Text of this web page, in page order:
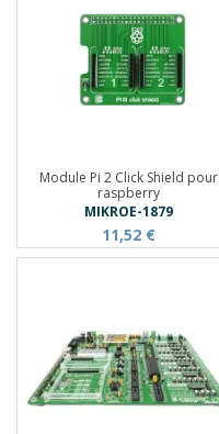
Module Pi 2 Click Shield pour
raspberry
MIKROE-1879
11,52 €